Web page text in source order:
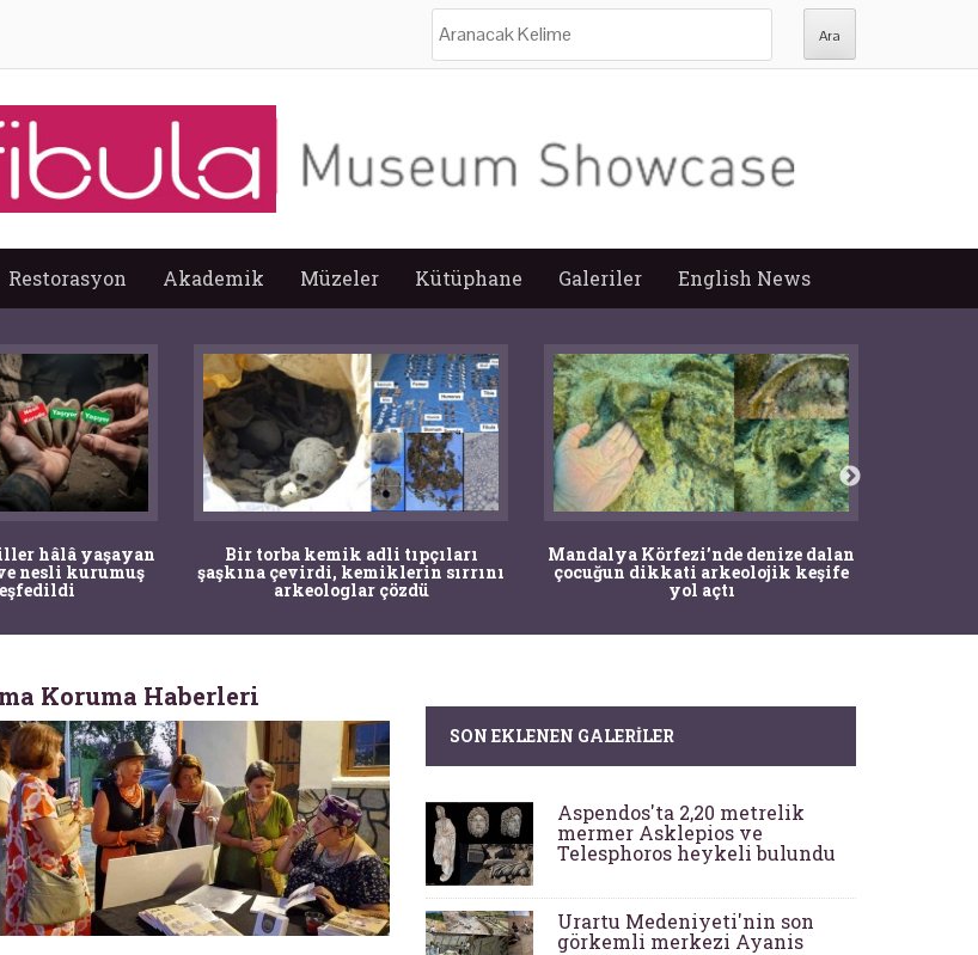
Restorasyon Akademik Müzeler Kütüphane Galeriler English News
hâlâ yaşayan
nesli kurumuş
Bir torba kemik adli tıpçıları
şaşkına çevirdi, kemiklerin sırrını
arkeologlar çözdü
Mandalya Körfezi’nde denize dalan
çocuğun dikkati arkeolojik keşife
yol açtı
Koruma Haberleri
SON EKLENEN GALERILER
Aspendos'ta 2,20 metrelik
mermer Asklepios ve
Telesphoros heykeli bulundu
Urartu Medeniyeti'nin son
görkemli merkezi Ayanis